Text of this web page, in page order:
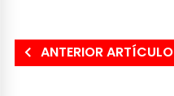
ANTERIOR ARTÍCULO